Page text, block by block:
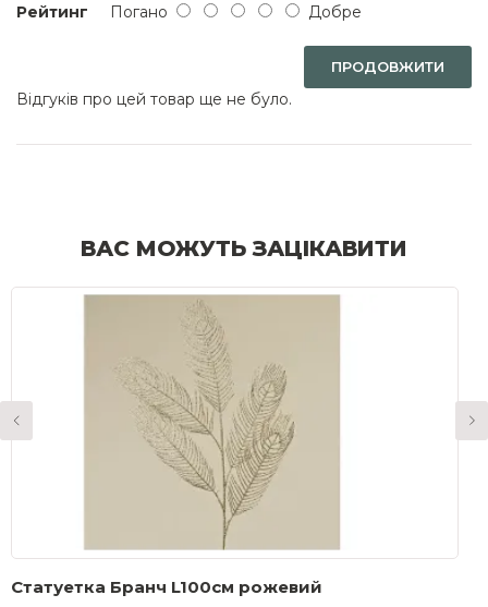
Рейтинг Погано Добре
ПРОДОВЖИТИ
Відгуків про цей товар ще не було.
ВАС МОЖУТЬ ЗАЦІКАВИТИ
Статуетка Бранч L100см рожевий